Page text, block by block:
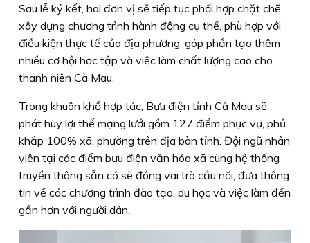
Sau lễ ký kết, hai đơn vị sẽ tiếp tục phối hợp chặt chẽ,
xây dựng chương trình hành động cụ thể, phù hợp với
điều kiện thực tế của địa phương, góp phần tạo thêm
nhiều cơ hội học tập và việc làm chất lượng cao cho
thanh niên Cà Mau.
Trong khuôn khổ hợp tác, Bưu điện tỉnh Cà Mau sẽ
phát huy lợi thế mạng lưới gồm 127 điểm phục vụ, phủ
khắp 100% xã, phường trên địa bàn tỉnh. Đội ngũ nhân
viên tại các điểm bưu điện văn hóa xã cùng hệ thống
truyền thông sẵn có sẽ đóng vai trò cầu nối, đưa thông
tin về các chương trình đào tạo, du học và việc làm đến
gần hơn với người dân.